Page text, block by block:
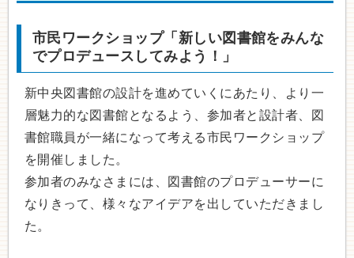
市民ワークショップ「新しい図書館をみんな
でプロデュースしてみよう！」
新中央図書館の設計を進めていくにあたり、より⼀
層魅⼒的な図書館となるよう、参加者と設計者、図
書館職員が⼀緒になって考える市⺠ワークショップ
を開催しました。
参加者のみなさまには、図書館のプロデューサーに
なりきって、様々なアイデアを出していただきまし
た。